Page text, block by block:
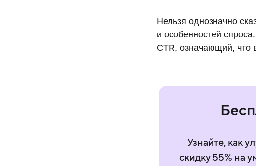
Нельзя однозначно
и особенностей
CTR, означающий, что